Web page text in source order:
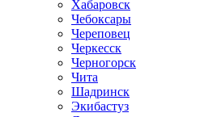
Хабаровск
Чебоксары
Череповец
Черкесск
Черногорск
Чита
Шадринск
Экибастуз